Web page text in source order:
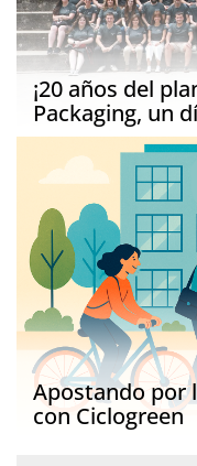
¡20 años del
Packaging, un
Apostando por
con Ciclogreen